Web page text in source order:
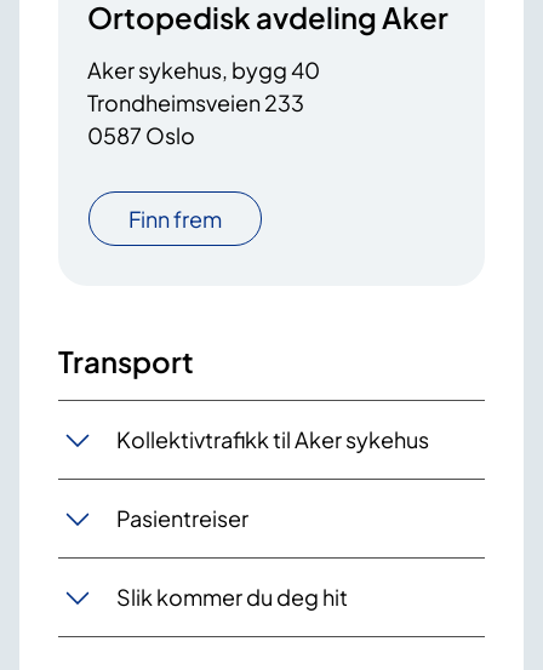
Ortopedisk avdeling Aker
Aker sykehus, bygg 40
Trondheimsveien 233
0587 Oslo
Finn frem
Transport
Kollektivtrafikk til Aker sykehus
Pasientreiser
Slik kommer du deg hit